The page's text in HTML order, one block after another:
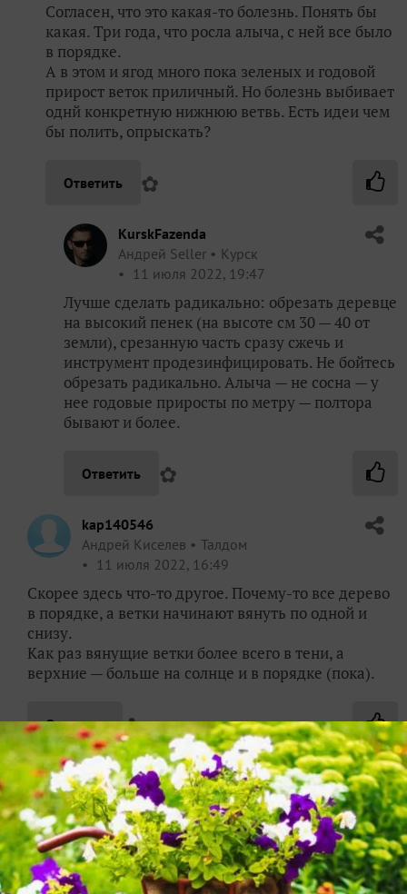
Согласен, что это какая-то болезнь. Понять бы
какая. Три года, что росла алыча, с ней все было
в порядке.
А в этом и ягод много пока зеленых и годовой
прирост веток приличный. Но болезнь выбивает
однй конкретную нижнюю ветвь. Есть идеи чем
бы полить, опрыскать?
Ответить ✿
KurskFazenda
Андрей Seller
Курск
11 июля 2022, 19:47
Лучше сделать радикально: обрезать деревце
на высокий пенек (на высоте см 30 — 40 от
земли), срезанную часть сразу сжечь и
инструмент продезинфицировать. Не бойтесь
обрезать радикально. Алыча — не сосна — у
нее годовые приросты по метру — полтора
бывают и более.
Ответить ✿
kap140546
Андрей Киселев
Талдом
11 июля 2022, 16:49
Скорее здесь что-то другое. Почему-то все дерево
в порядке, а ветки начинают вянуть по одной и
снизу.
Как раз вянущие ветки более всего в тени, а
верхние — больше на солнце и в порядке (пока).
Ответить ✿
kap140546
Андрей Киселев
Талдом
19 июля 2022, 21:45
По мнению нескольких соседей-дачников алыча
больна монелиозом. Пришлось срезать вторую
пораженную ветку. Остальные ветви с урожаем пока